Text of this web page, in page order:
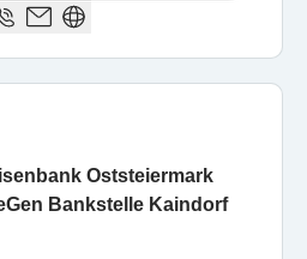
Oststeiermark
Bankstelle Kaindorf